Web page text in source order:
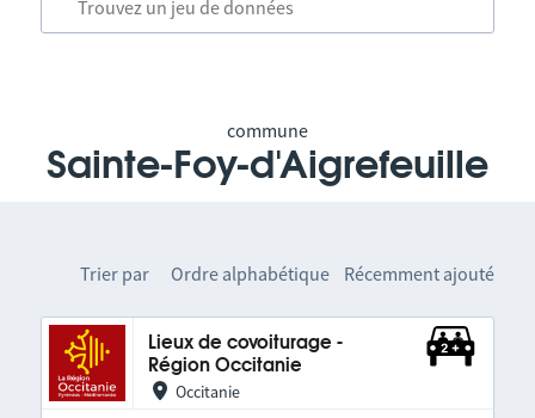
commune
Sainte-Foy-d'Aigrefeuille
Trier par Ordre alphabétique Récemment ajouté
Lieux de covoiturage -
Région Occitanie
Occitanie